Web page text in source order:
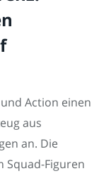
Action einen
aus
an. Die
Squad-Figuren